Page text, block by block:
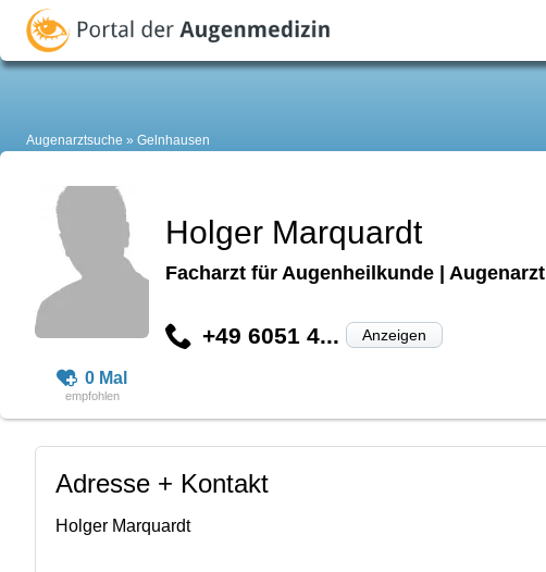
Augenarztsuche Gelnhausen
0 Mal
Holger Marquardt
Facharzt für Augenheilkunde | Augenarzt
+49 6051 4... Anzeigen
Adresse + Kontakt
Holger Marquardt